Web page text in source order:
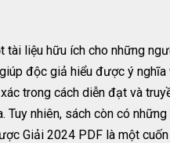
liệu hữu ích cho những
độc giả hiểu được ý
trong cách diễn đạt và
nhiên, sách còn có
Giải 2024 PDF là một